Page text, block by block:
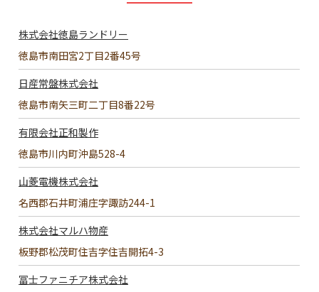
株式会社徳島ランドリー
徳島市南田宮2丁目2番45号
日産常盤株式会社
徳島市南矢三町二丁目8番22号
有限会社正和製作
徳島市川内町沖島528-4
山菱電機株式会社
名西郡石井町浦庄字諏訪244-1
株式会社マルハ物産
板野郡松茂町住吉字住吉開拓4-3
冨士ファニチア株式会社